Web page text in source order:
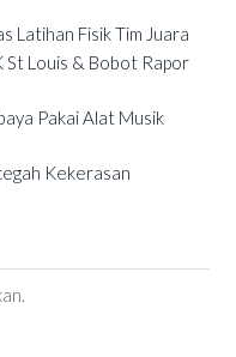
Latihan Fisik Tim Juara
St Louis & Bobot Rapor
Pakai Alat Musik
Kekerasan